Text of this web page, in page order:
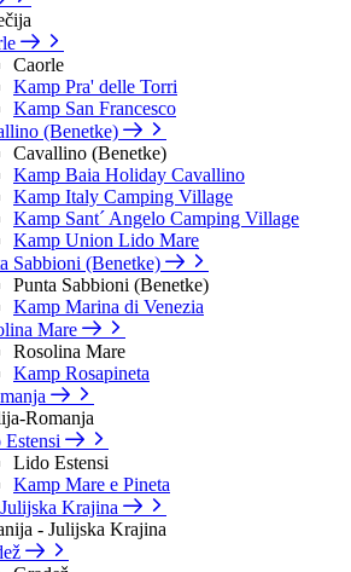
Caorle
Kamp Pra' delle Torri
Kamp San Francesco
(Benetke)
Cavallino (Benetke)
Kamp Baia Holiday Cavallino
Kamp Italy Camping Village
Kamp Sant´ Angelo Camping Village
Kamp Union Lido Mare
Sabbioni (Benetke)
Punta Sabbioni (Benetke)
Kamp Marina di Venezia
Mare
Rosolina Mare
Kamp Rosapineta
Romanja
Lido Estensi
Kamp Mare e Pineta
Krajina
- Julijska Krajina